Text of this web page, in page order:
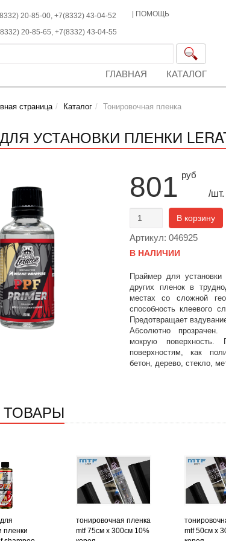
20-85-00, +7(8332) 43-04-52
20-85-65, +7(8332) 43-04-55
ПОМОЩЬ
ГЛАВНАЯ КАТАЛОГ
страница Каталог Тонировочная пленка
УСТАНОВКИ ПЛЕНКИ
801 руб
/шт.
В корзину
Артикул: 046925
В НАЛИЧИИ
Праймер для
других пленок в
местах со сложной
способность клеевого
Предотвращает
Абсолютно
мокрую
поверхностям, как
бетон, дерево, стекло,
пленки
тонировочная пленка
mtf 75см х 300см 10%
mtf 50см х